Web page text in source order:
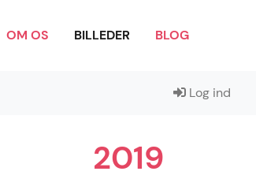
OM OS BILLEDER BLOG
Log ind
2019